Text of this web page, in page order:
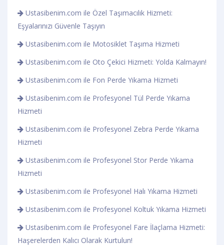
Ustasibenim.com ile Özel Taşımacılık Hizmeti:
Eşyalarınızı Güvenle Taşıyın
Ustasibenim.com ile Motosiklet Taşıma Hizmeti
Ustasibenim.com ile Oto Çekici Hizmeti: Yolda Kalmayın!
Ustasibenim.com ile Fon Perde Yıkama Hizmeti
Ustasibenim.com ile Profesyonel Tül Perde Yıkama
Hizmeti
Ustasibenim.com ile Profesyonel Zebra Perde Yıkama
Hizmeti
Ustasibenim.com ile Profesyonel Stor Perde Yıkama
Hizmeti
Ustasibenim.com ile Profesyonel Halı Yıkama Hizmeti
Ustasibenim.com ile Profesyonel Koltuk Yıkama Hizmeti
Ustasibenim.com ile Profesyonel Fare İlaçlama Hizmeti:
Haşerelerden Kalıcı Olarak Kurtulun!